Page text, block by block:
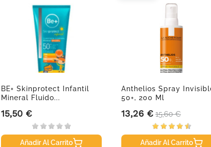
BE+ Skinprotect Infantil
Mineral Fluido...
Precio
15,50 €
Añadir Al Carrito
Anthelios Spray
50+, 200 Ml
Precio
13,26 € Precio base
15,60 €
Añadir Al Carrito